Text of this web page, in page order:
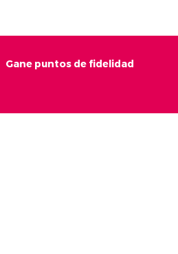
Gane puntos de fidelidad